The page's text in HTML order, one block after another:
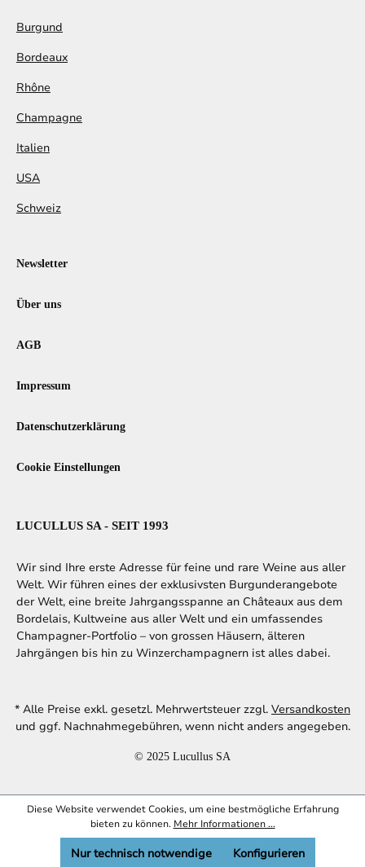
Burgund
Bordeaux
Rhône
Champagne
Italien
USA
Schweiz
Newsletter
Über uns
AGB
Impressum
Datenschutzerklärung
Cookie Einstellungen
LUCULLUS SA - SEIT 1993
Wir sind Ihre erste Adresse für feine und rare Weine aus aller
Welt. Wir führen eines der exklusivsten Burgunderangebote
der Welt, eine breite Jahrgangsspanne an Châteaux aus dem
Bordelais, Kultweine aus aller Welt und ein umfassendes
Champagner-Portfolio – von grossen Häusern, älteren
Jahrgängen bis hin zu Winzerchampagnern ist alles dabei.
* Alle Preise exkl. gesetzl. Mehrwertsteuer zzgl. Versandkosten
und ggf. Nachnahmegebühren, wenn nicht anders angegeben.
© 2025 Lucullus SA
Diese Website verwendet Cookies, um eine bestmögliche Erfahrung
bieten zu können. Mehr Informationen ...
Nur technisch notwendige Konfigurieren